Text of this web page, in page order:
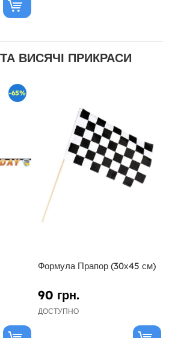
ВИСЯЧІ ПРИКРАСИ
-65%
Формула Прапор (30х45 см)
90 грн.
ДОСТУПНО